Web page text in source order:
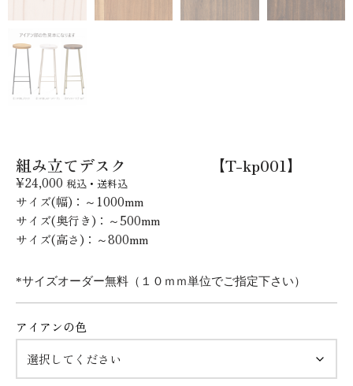
組み立てデスク 【T-kp001】
¥24,000 税込・送料込
サイズ(幅)：～1000mm
サイズ(奥行き)：～500mm
サイズ(高さ)： ～800mm
*サイズオーダー無料（１０ｍｍ単位でご指定下さい）
アイアンの色